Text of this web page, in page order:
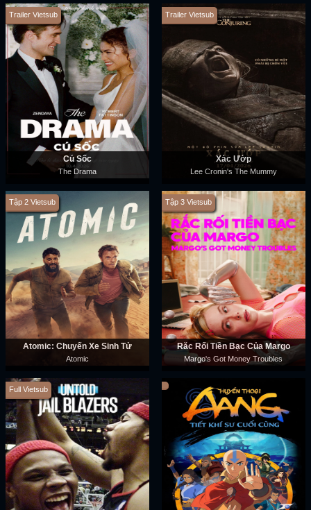
Trailer Vietsub
Cú Sốc
The Drama
Trailer Vietsub
Xác Ướp
Lee Cronin's The Mummy
Tập 2 Vietsub
Atomic: Chuyến Xe Sinh Tử
Atomic
Tập 3 Vietsub
Rắc Rối Tiền Bạc Của Margo
Margo's Got Money Troubles
Full Vietsub